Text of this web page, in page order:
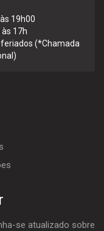
19h00
17h
(*Chamada
se atualizado sobre